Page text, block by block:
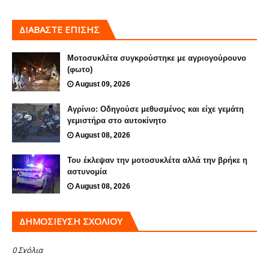
ΔΙΑΒΑΣΤΕ ΕΠΙΣΗΣ
Μοτοσυκλέτα συγκρούστηκε με αγριογούρουνο
(φωτο)
August 09, 2026
Αγρίνιο: Οδηγούσε μεθυσμένος και είχε γεμάτη
γεμιστήρα στο αυτοκίνητο
August 08, 2026
Του έκλεψαν την μοτοσυκλέτα αλλά την βρήκε η
αστυνομία
August 08, 2026
ΔΗΜΟΣΊΕΥΣΗ ΣΧΟΛΊΟΥ
0 Σχόλια